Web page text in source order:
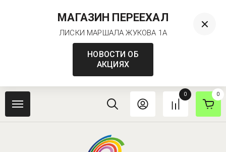
МАГАЗИН ПЕРЕЕХАЛ
ЛИСКИ МАРШАЛА ЖУКОВА 1А
НОВОСТИ ОБ
АКЦИЯХ
0
0